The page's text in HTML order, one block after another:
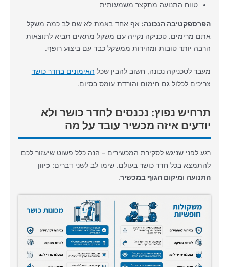
טווח התנועה מתקצר משמעותית
הפרספקטיבה הנכונה: אף אחד באמת לא שם לב כמה משקל
אתם מרימים. טכניקה נקייה עם משקל מתאים תביא לתוצאות
הרבה יותר טובות ומהירות ממשקל כבד עם ביצוע רופף.
מעבר לטכניקה נכונה, חשוב להבין שכל האימונים בחדר כושר
צריכים לכלול גם חימום והורדת עומס בסיום.
תרחיש נפוץ: נכנסים לחדר כושר ולא
יודעים איזה מכשיר עובד על מה
רגע לפני שניגש לסקירת המכשירים – הנה כלל פשוט שיעזור לכם
להתמצא בכל חדר כושר בעולם. שימו לב לשני דברים: כיוון
התנועה ומיקום הגוף במכשיר.